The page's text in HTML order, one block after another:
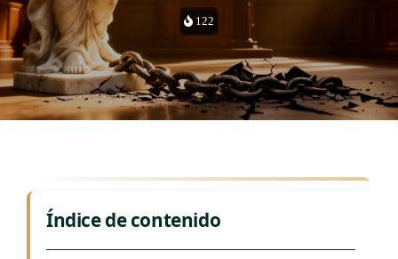
122
Índice de contenido